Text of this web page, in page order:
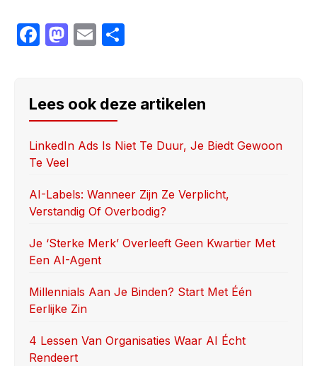
F
e
b
o
o
k
M
o
d
o
n
E
e
Lees ook deze artikelen
LinkedIn Ads Is Niet Te Duur, Je Biedt Gewoon
Te Veel
AI-Labels: Wanneer Zijn Ze Verplicht,
Verstandig Of Overbodig?
Je ‘sterke Merk’ Overleeft Geen Kwartier Met
Een AI-Agent
Millennials Aan Je Binden? Start Met Één
Eerlijke Zin
4 Lessen Van Organisaties Waar AI Écht
Rendeert